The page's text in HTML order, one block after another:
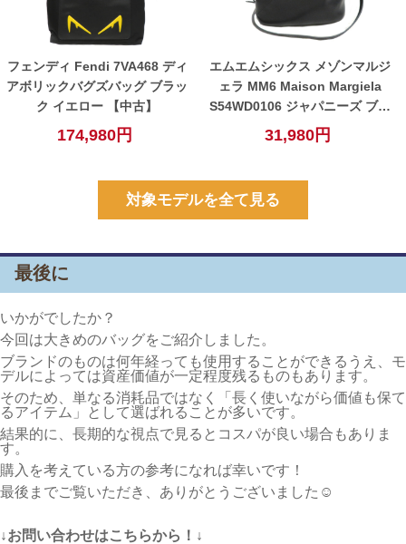
フェンディ Fendi 7VA468 ディ
アボリックバグズバッグ ブラッ
ク イエロー 【中古】
174,980円
エムエムシックス メゾンマルジ
ェラ MM6 Maison Margiela
S54WD0106 ジャパニーズ ブラ
ック【中古】
31,980円
対象モデルを全て見る
最後に
いかがでしたか？
今回は大きめのバッグをご紹介しました。
ブランドのものは何年経っても使用することができるうえ、モ
デルによっては資産価値が一定程度残るものもあります。
そのため、単なる消耗品ではなく「長く使いながら価値も保て
るアイテム」として選ばれることが多いです。
結果的に、長期的な視点で見るとコスパが良い場合もありま
す。
購入を考えている方の参考になれば幸いです！
最後までご覧いただき、ありがとうございました☺
↓お問い合わせはこちらから！↓